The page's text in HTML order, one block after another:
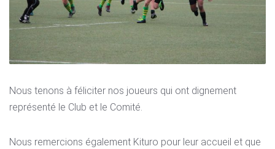
Nous tenons à féliciter nos joueurs qui ont dignement
représenté le Club et le Comité.
Nous remercions également Kituro pour leur accueil et que